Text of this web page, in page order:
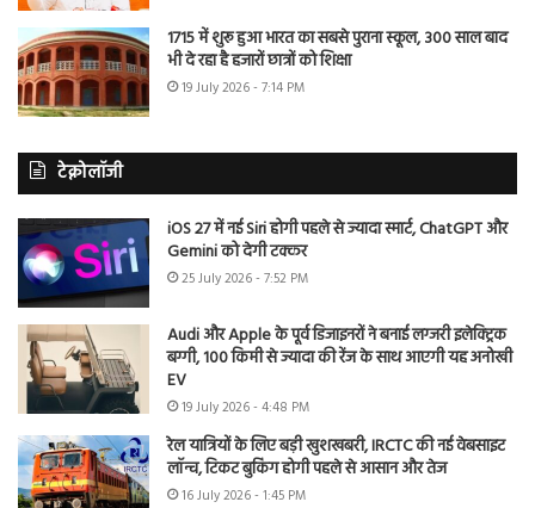
1715 में शुरू हुआ भारत का सबसे पुराना स्कूल, 300 साल बाद
भी दे रहा है हजारों छात्रों को शिक्षा
19 July 2026 - 7:14 PM
टेक्नोलॉजी
iOS 27 में नई Siri होगी पहले से ज्यादा स्मार्ट, ChatGPT और
Gemini को देगी टक्कर
25 July 2026 - 7:52 PM
Audi और Apple के पूर्व डिजाइनरों ने बनाई लग्जरी इलेक्ट्रिक
बग्गी, 100 किमी से ज्यादा की रेंज के साथ आएगी यह अनोखी
EV
19 July 2026 - 4:48 PM
रेल यात्रियों के लिए बड़ी खुशखबरी, IRCTC की नई वेबसाइट
लॉन्च, टिकट बुकिंग होगी पहले से आसान और तेज
16 July 2026 - 1:45 PM